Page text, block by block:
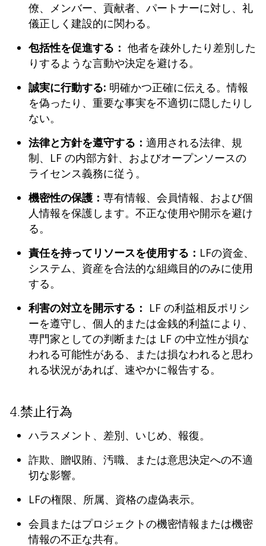
僚、メンバー、貢献者、パートナーに対し、礼
儀正しく建設的に関わる。
包括性を促進する： 他者を疎外したり差別した
りするような言動や決定を避ける。
誠実に行動する: 明確かつ正確に伝える。情報
を偽ったり、重要な事実を不適切に隠したりし
ない。
法律と方針を遵守する： 適用される法律、規
制、LF の内部方針、およびオープンソースの
ライセンス義務に従う。
機密性の保護： 専有情報、会員情報、および個
人情報を保護します。不正な使用や開示を避け
る。
責任を持ってリソースを使用する： LFの資金、
システム、資産を合法的な組織目的のみに使用
する。
利害の対立を開示する： LF の利益相反ポリシ
ーを遵守し、個人的または金銭的利益により、
専門家としての判断または LF の中立性が損な
われる可能性がある、または損なわれると思わ
れる状況があれば、速やかに報告する。
4.禁止行為
ハラスメント、差別、いじめ、報復。
詐欺、贈収賄、汚職、または意思決定への不適
切な影響。
LFの権限、所属、資格の虚偽表示。
会員またはプロジェクトの機密情報または機密
情報の不正な共有。